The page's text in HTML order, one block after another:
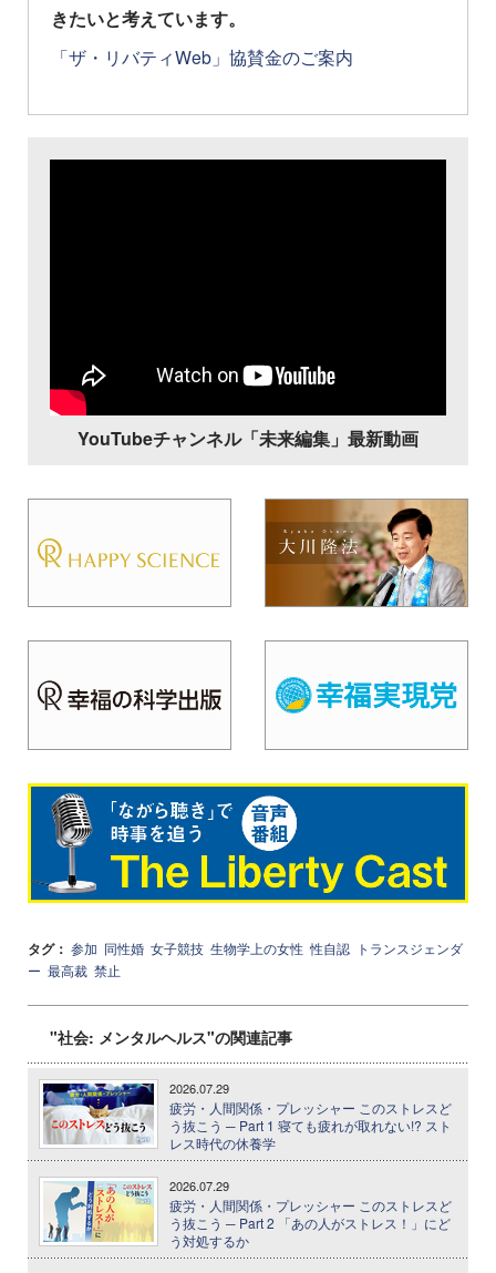
きたいと考えています。
「ザ・リバティWeb」協賛金のご案内
YouTubeチャンネル「未来編集」最新動画
タグ： 参加 同性婚 女子競技 生物学上の女性 性自認 トランスジェンダ
ー 最高裁 禁止
"社会: メンタルヘルス"の関連記事
2026.07.29
疲労・人間関係・プレッシャー このストレスど
う抜こう ─ Part 1 寝ても疲れが取れない!? スト
レス時代の休養学
2026.07.29
疲労・人間関係・プレッシャー このストレスど
う抜こう ─ Part 2 「あの人がストレス！」にど
う対処するか